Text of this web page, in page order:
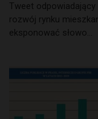
Tweet
rozwój rynku
eksponować słowo…